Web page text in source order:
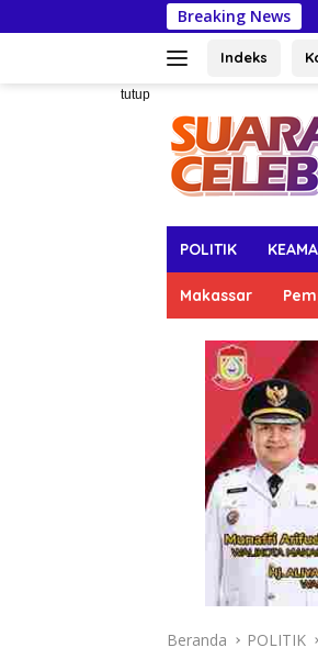
ke
Breaking News
Indeks
tutup
POLITIK
Makassar
Beranda POLITIK